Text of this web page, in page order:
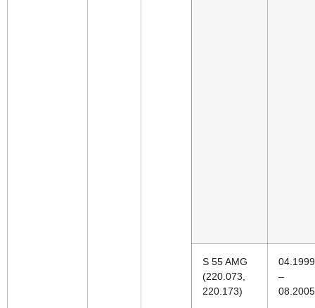
S 55 AMG
(220.073,
220.173)
04.1999
–
08.2005